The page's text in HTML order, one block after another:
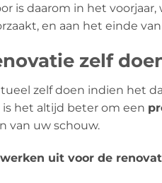
is daarom in het
en aan het einde
zelf
zelf doen indien het
is het altijd beter om een
van uw schouw.
uit voor de